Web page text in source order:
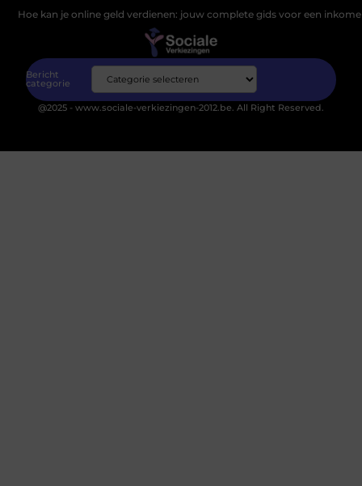
Hoe kan je online geld verdienen: jouw complete gids voor een
Bericht
categorie
@2025 - www.sociale-verkiezingen-2012.be. All Right Reserved.